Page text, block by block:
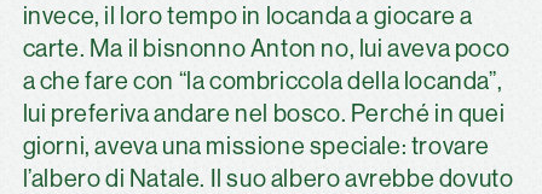
invece, il loro tempo in locanda a giocare a
carte. Ma il bisnonno Anton no, lui aveva poco
a che fare con “la combriccola della locanda”,
lui preferiva andare nel bosco. Perché in quei
giorni, aveva una missione speciale: trovare
l’albero di Natale. Il suo albero avrebbe dovuto